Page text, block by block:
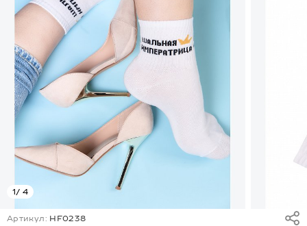
1/ 4
Артикул: HF0238